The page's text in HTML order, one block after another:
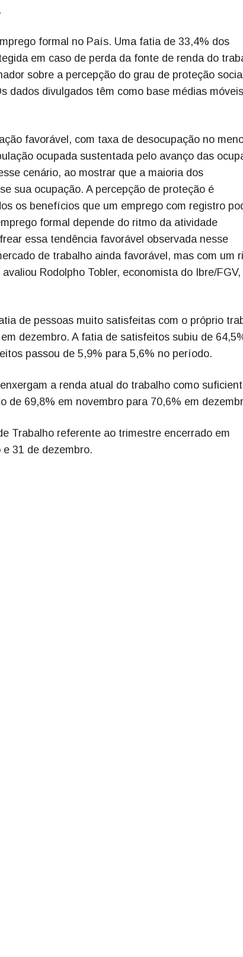
formal no País. Uma fatia de 33,4% dos
em caso de perda da fonte de renda do
sobre a percepção do grau de proteção
dados divulgados têm como base médias móveis
favorável, com taxa de desocupação no
ocupada sustentada pelo avanço das
cenário, ao mostrar que a maioria dos
sua ocupação. A percepção de proteção é
os benefícios que um emprego com registro
formal depende do ritmo da atividade
essa tendência favorável observada nesse
de trabalho ainda favorável, mas com um
Rodolpho Tobler, economista do Ibre/FGV,
de pessoas muito satisfeitas com o próprio
dezembro. A fatia de satisfeitos subiu de
passou de 5,9% para 5,6% no período.
a renda atual do trabalho como
de 69,8% em novembro para 70,6% em
Trabalho referente ao trimestre encerrado em
31 de dezembro.